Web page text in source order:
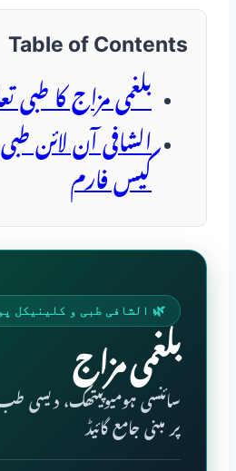
Table of Contents
بلغمی مزاج کا طبی
الشافی آن لائن
کیس فارم
🌿 الشافی طبی و کلینیکل
بلغمی مزاج
سائنسی ہومیوپیتھک، دیسی
پر مبنی جامع گائیڈ